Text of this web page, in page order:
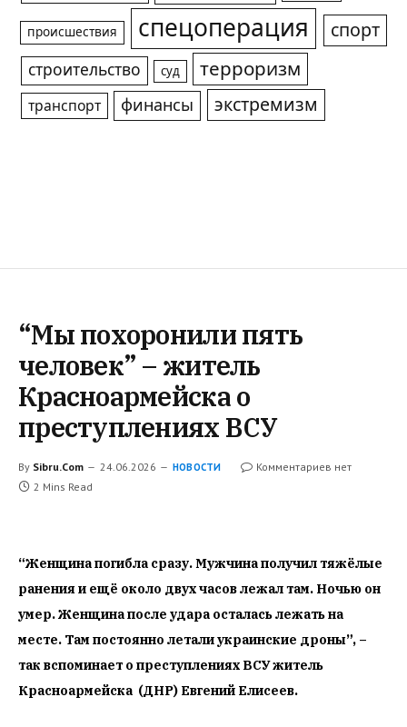
происшествия спецоперация спорт
строительство суд терроризм
транспорт финансы экстремизм
“Мы похоронили пять
человек” – житель
Красноармейска о
преступлениях ВСУ
By Sibru.Com 24.06.2026 НОВОСТИ
Комментариев нет
2 Mins Read
“Женщина погибла сразу. Мужчина получил тяжёлые
ранения и ещё около двух часов лежал там. Ночью он
умер. Женщина после удара осталась лежать на
месте. Там постоянно летали украинские дроны”, –
так вспоминает о преступлениях ВСУ житель
Красноармейска (ДНР) Евгений Елисеев.